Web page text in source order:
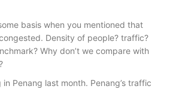
basis when you mentioned that
Density of people? traffic?
Why don’t we compare with
Penang last month. Penang’s traffic